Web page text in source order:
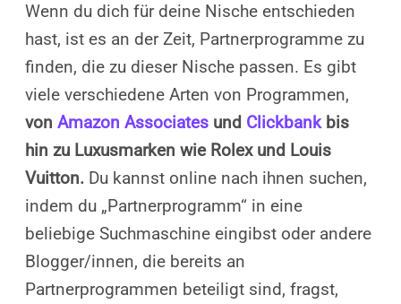
Wenn du dich für deine Nische entschieden
hast, ist es an der Zeit, Partnerprogramme zu
finden, die zu dieser Nische passen. Es gibt
viele verschiedene Arten von Programmen,
vonAmazon Associates und Clickbankbis
hin zu Luxusmarken wie Rolex und Louis
Vuitton. Du kannst online nach ihnen suchen,
indem du „Partnerprogramm“ in eine
beliebige Suchmaschine eingibst oder andere
Blogger/innen, die bereits an
Partnerprogrammen beteiligt sind, fragst,